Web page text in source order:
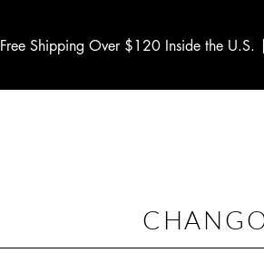
Free Shipping Over $120 Inside the